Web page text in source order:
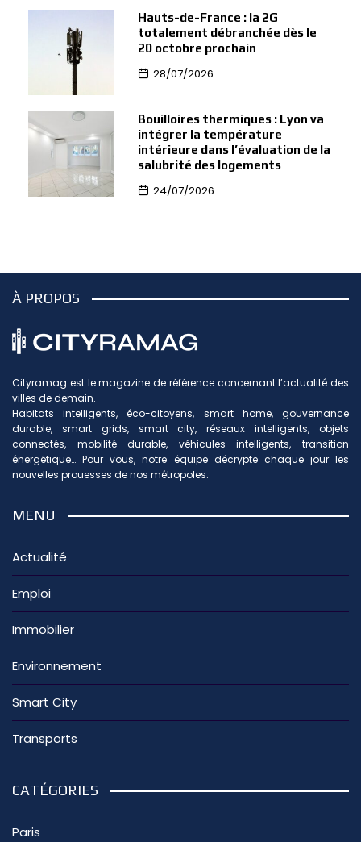
Hauts-de-France : la 2G
totalement débranchée dès le
20 octobre prochain
28/07/2026
Bouilloires thermiques : Lyon va
intégrer la température
intérieure dans l’évaluation de la
salubrité des logements
24/07/2026
À PROPOS
Cityramag est le magazine de référence concernant l’actualité des
villes de demain.
Habitats intelligents, éco-citoyens, smart home, gouvernance
durable, smart grids, smart city, réseaux intelligents, objets
connectés, mobilité durable, véhicules intelligents, transition
énergétique… Pour vous, notre équipe décrypte chaque jour les
nouvelles prouesses de nos métropoles.
MENU
Actualité
Emploi
Immobilier
Environnement
Smart City
Transports
CATÉGORIES
Paris